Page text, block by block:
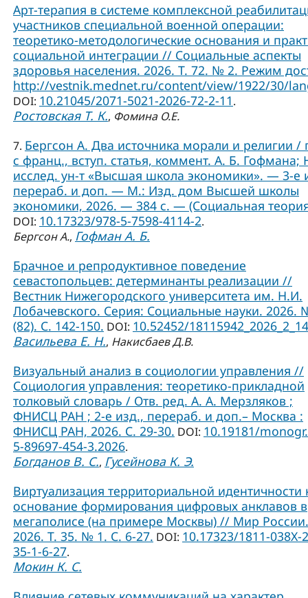
Арт-терапия в системе комплексной
участников специальной военной операции:
теоретико-методологические основания и
социальной интеграции // Социальные аспекты
здоровья населения. 2026. Т. 72. № 2. Режим
http://vestnik.mednet.ru/content/view/1922/30/
DOI: 10.21045/2071-5021-2026-72-2-11.
Ростовская Т. К., Фомина О.Е.
7. Бергсон А. Два источника морали и религии /
с франц., вступ. статья, коммент. А. Б. Гофмана;
исслед. ун-т «Высшая школа экономики». — 3-е
перераб. и доп. — М.: Изд. дом Высшей школы
экономики, 2026. — 384 с. — (Социальная
DOI: 10.17323/978-5-7598-4114-2.
Бергсон А., Гофман А. Б.
Брачное и репродуктивное поведение
севастопольцев: детерминанты реализации //
Вестник Нижегородского университета им. Н.И.
Лобачевского. Серия: Социальные науки. 2026.
(82). С. 142-150. DOI: 10.52452/
Васильева Е. Н., Накисбаев Д.В.
Визуальный анализ в социологии управления //
Социология управления: теоретико-прикладной
толковый словарь / Отв. ред. А. А. Мерзляков ;
ФНИСЦ РАН ; 2-е изд., перераб. и доп.– Москва :
ФНИСЦ РАН, 2026. С. 29-30. DOI: 10.19181/
5-89697-454-3.2026.
Богданов В. С., Гусейнова К. Э.
Виртуализация территориальной идентичности
основание формирования цифровых анклавов в
мегаполисе (на примере Москвы) // Мир России.
2026. Т. 35. № 1. С. 6-27. DOI: 10.17323/1811-038Х-
35-1-6-27.
Мокин К. С.